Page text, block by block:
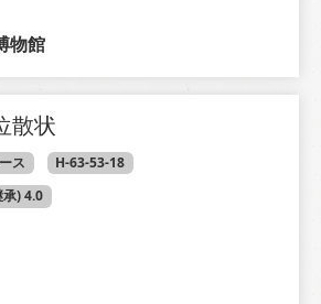
物館
散状
ス
H-63-53-18
承) 4.0